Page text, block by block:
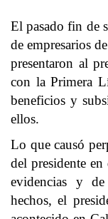
El pasado fin de
de empresarios
presentaron al
con la Primera
beneficios y
ellos.
Lo que causó
del presidente
evidencias y
hechos, el